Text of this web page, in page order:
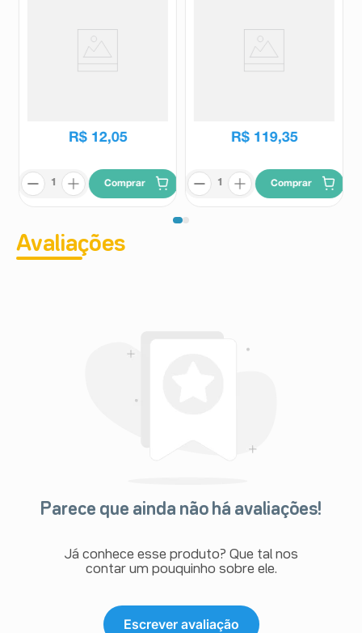
R$ 12,05
Comprar
R$ 119,35
Comprar
Avaliações
Parece que ainda não há avaliações!
Já conhece esse produto? Que tal nos
contar um pouquinho sobre ele.
Escrever avaliação